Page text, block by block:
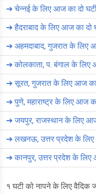
➔चेन्नई के लिए आज का दो
➔हैदराबाद के लिए आज का दो
➔ अहमदाबाद, गुजरात के लिए
➔कोलकाता, प. बंगाल के लिए
➔सूरत, गुजरात के लिए आज का
➔पुणे, महाराष्ट्र के लिए आज
➔जयपुर, राजस्थान के लिए
➔लखनऊ, उत्तर प्रदेश के लिए
➔कानपुर, उत्तर प्रदेश के लिए
१ घटी को नापने के लिए वैदिक